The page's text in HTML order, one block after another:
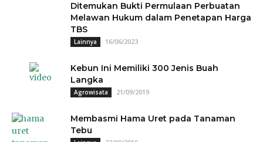
Ditemukan Bukti Permulaan Perbuatan
Melawan Hukum dalam Penetapan Harga
TBS
Lainnya 16/06/2023
Kebun Ini Memiliki 300 Jenis Buah
Langka
Agrowisata 21/09/2019
Membasmi Hama Uret pada Tanaman
Tebu